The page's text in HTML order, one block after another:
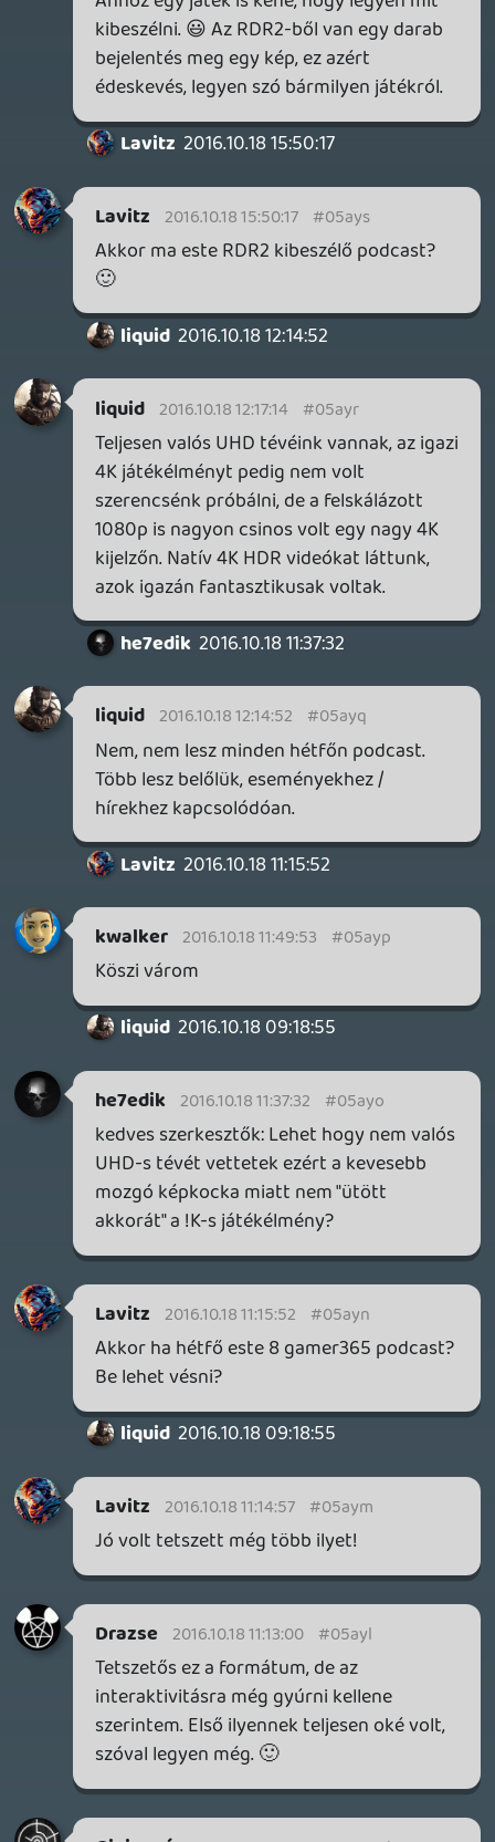
kedves szerkesztők: Lehet hogy nem valós
UHD-s tévét vettetek ezért a kevesebb
mozgó képkocka miatt nem "ütött
akkorát" a !K-s játékélmény?
Lavitz
Akkor ha hétfő este 8 gamer365 podcast?
Be lehet vésni?
liquid 2016.10.18 09:18:55
Lavitz
Jó volt tetszett még több ilyet!
Drazse 2016.10.18 11:13:00 #05ayl
interaktivitásra még gyúrni kellene
szerintem. Első ilyennek teljesen oké volt,
szóval legyen még. 🙂
Gigigogó 2016.10.18 10:57:41 #05ayk
Ájlávjú
liquid 2016.10.18 09:18:55
liquid 2016.10.18 09:18:55 #05ayj
Igen, még ma lesz belőle mp3 verzió is.
kwalker 2016.10.18 08:10:33
kwalker 2016.10.18 08:10:33 #05ayi
Letölthető formában elérhető lesz?
KiswechPS3 2016.10.17 21:24:41 #05ayh
Király volt.
Stinger 2016.10.17 20:51:33 #05ayg
Nyugalom dudák, a Last Guardian
LESZNEK is (itt is) 😉
djsiegfried
Az E3-t és az EVO-t várom mindig a
legjobban a nyáron. Nintendo Direkt? Az
E3 és megaton bejelentések.... legjobb
kombó!
Tudom, hogy már tizenhét perce megy a
podcast, meg totálisan out of context, de
szeretném elmondani, hogy Ridley Scott
egy fasz. Köszönöm a lehetőséget. 🙂
KiswechPS3
Bakker nekem elolrol kezdodott a stream
😃 wtf 😃
casper007
Mit gondoltok erről a Pro 4k-ról? Egy 130
ezres géptől mennyire komolyan vehető
2016.10.17 20:04:34 #05ayb
Hajrá!
Tazmania